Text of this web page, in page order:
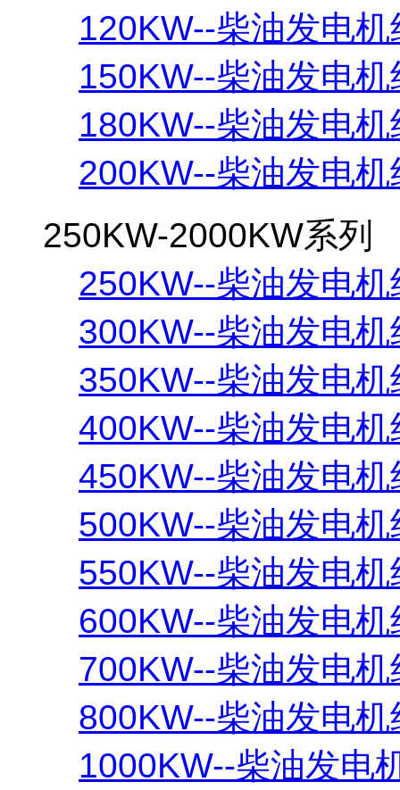
120KW--柴油发电机
150KW--柴油发电机
180KW--柴油发电机
200KW--柴油发电机
250KW-2000KW系列
250KW--柴油发电机
300KW--柴油发电机
350KW--柴油发电机
400KW--柴油发电机
450KW--柴油发电机
500KW--柴油发电机
550KW--柴油发电机
600KW--柴油发电机
700KW--柴油发电机
800KW--柴油发电机
1000KW--柴油发电